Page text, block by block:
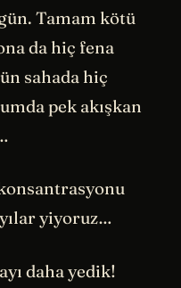
Tamam kötü
da hiç fena
sahada hiç
pek akışkan
yiyoruz…
daha yedik!